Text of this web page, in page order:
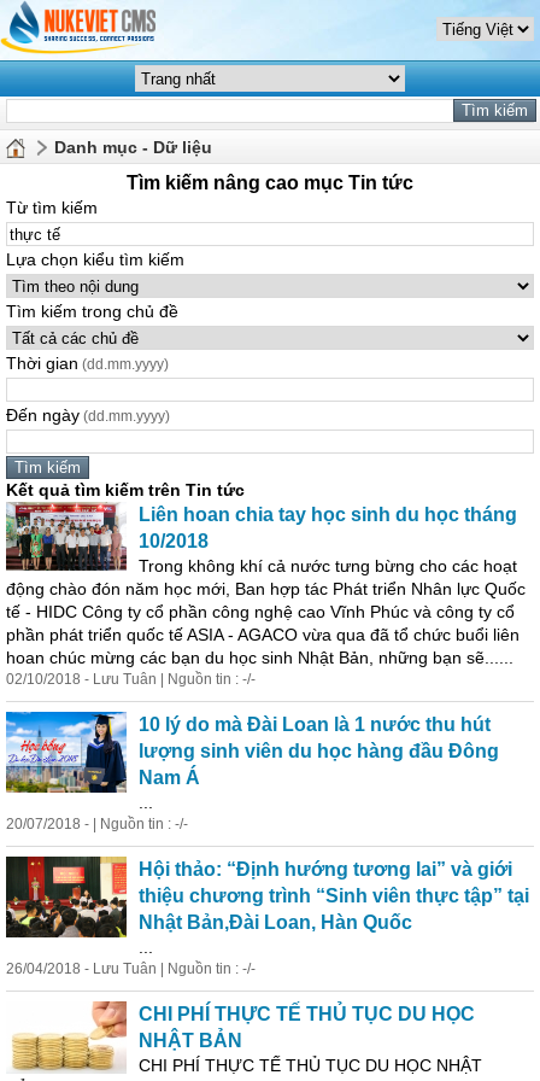
Danh mục - Dữ liệu
Tìm kiếm nâng cao mục Tin tức
Từ tìm kiếm
Lựa chọn kiểu tìm kiếm
Tìm kiếm trong chủ đề
Thời gian (dd.mm.yyyy)
Đến ngày (dd.mm.yyyy)
Kết quả tìm kiếm trên Tin tức
Liên hoan chia tay học sinh du học tháng
10/2018
Trong không khí cả nước tưng bừng cho các hoạt
động chào đón năm học mới, Ban hợp tác Phát triển Nhân lực Quốc
tế - HIDC Công ty cổ phần công nghệ cao Vĩnh Phúc và công ty cổ
phần phát triển quốc tếASIA - AGACO vừa qua đã tổ chức buổi liên
hoan chúc mừng các bạn du học sinh Nhật Bản, những bạn sẽ......
02/10/2018 - Lưu Tuân | Nguồn tin : -/-
10 lý do mà Đài Loan là 1 nước thu hút
lượng sinh viên du học hàng đầu Đông
Nam Á
20/07/2018 - | Nguồn tin : -/-
Hội thảo: “Định hướng tương lai” và giới
thiệu chương trình “Sinh viên thực tập” tại
Nhật Bản,Đài Loan, Hàn Quốc
26/04/2018 - Lưu Tuân | Nguồn tin : -/-
CHI PHÍ THỰC TẾ THỦ TỤC DU HỌC
NHẬT BẢN
CHI PHÍ THỰC TẾ THỦ TỤC DU HỌC NHẬT